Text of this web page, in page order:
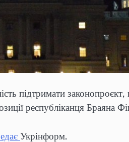
підтримати
республіканця Браяна
Укрінформ.